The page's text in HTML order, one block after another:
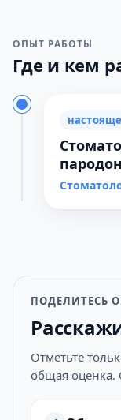
ОПЫТ РАБОТЫ
Где и кем
ПОДЕЛИТЕСЬ
Отметьте
общая